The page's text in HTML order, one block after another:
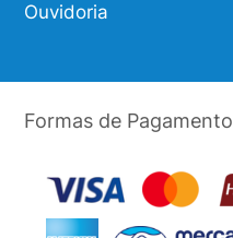
Ouvidoria
Formas de Pagamento